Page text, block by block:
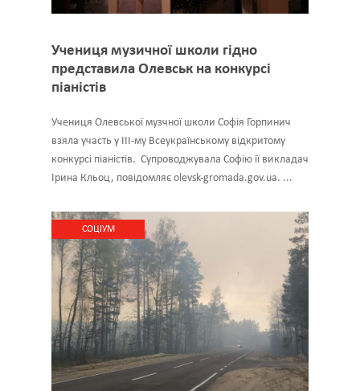
Учениця музичної школи гідно
представила Олевськ на конкурсі
піаністів
Учениця Олевської музчної школи Софія Горпинич
взяла участь у ІІІ-му Всеукраїнському відкритому
конкурсі піаністів. Супроводжувала Софію її викладач
Ірина Кльоц, повідомляє olevsk-gromada.gov.ua. ...
CОЦІУМ